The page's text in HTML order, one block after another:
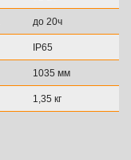
до 20ч
IP65
1035 мм
1,35 кг